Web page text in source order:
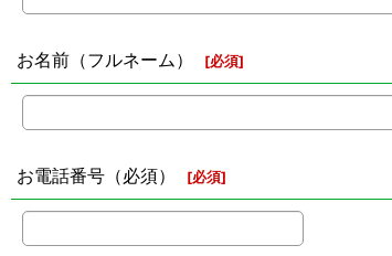
お名前（フルネーム） [必須]
お電話番号（必須） [必須]